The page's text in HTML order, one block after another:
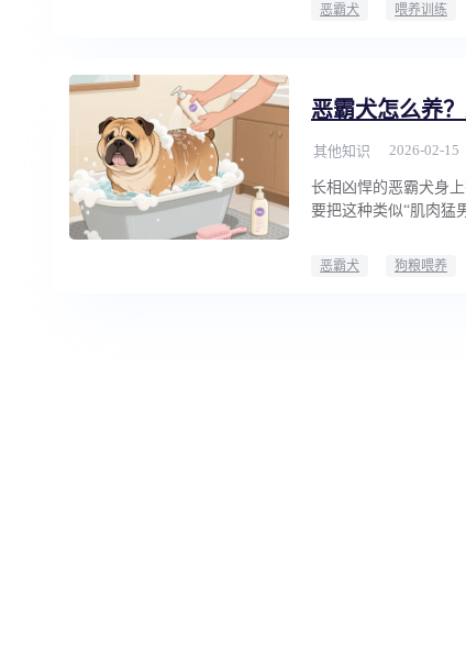
恶霸犬 喂养训练
恶霸犬怎么养
其他知识 2026-02-15
长相凶悍的恶霸犬身
要把这种类似“肌肉猛
恶霸犬 狗粮喂养